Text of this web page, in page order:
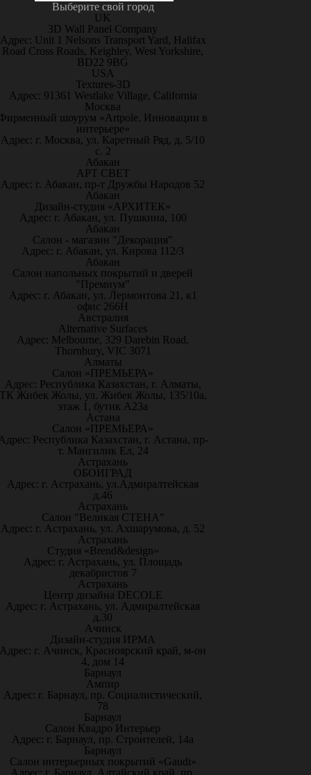
Выберите свой город
UK
3D Wall Panel Company
Адрес: Unit 1 Nelsons Transport Yard, Halifax
Road Cross Roads, Keighley, West Yorkshire,
BD22 9BG
USA
Textures-3D
Адрес: 91361 Westlake Village, California
Москва
шоурум «Artpole. Инновации в
интерьере»
Адрес: г. Москва, ул. Каретный Ряд, д. 5/10
с. 2
Абакан
АРТ СВЕТ
Адрес: г. Абакан, пр-т Дружбы Народов 52
Абакан
Дизайн-студия «АРХИТЕК»
Адрес: г. Абакан, ул. Пушкина, 100
Абакан
Салон - магазин "Декорация"
Адрес: г. Абакан, ул. Кирова 112/3
Абакан
Салон напольных покрытий и дверей
"Премиум"
Адрес: г. Абакан, ул. Лермонтова 21, к1
офис 266Н
Австралия
Alternative Surfaces
Адрес: Melbourne, 329 Darebin Road,
Thornbury, VIC 3071
Алматы
Салон «ПРЕМЬЕРА»
Адрес: Республика Казахстан, г. Алматы,
Жибек Жолы, ул. Жибек Жолы, 135/10а,
этаж 1, бутик А23а
Астана
Салон «ПРЕМЬЕРА»
Республика Казахстан, г. Астана, пр-
т. Мангилик Ел, 24
Астрахань
ОБОИГРАД
Адрес: г. Астрахань, ул.Адмиралтейская
д.46
Астрахань
Салон "Великая СТЕНА"
Адрес: г. Астрахань, ул. Ахшарумова, д. 52
Астрахань
Студия «Brend&design»
Адрес: г. Астрахань, ул. Площадь
декабристов 7
Астрахань
Центр дизайна DECOLE
Адрес: г. Астрахань, ул. Адмиралтейская
д.30
Ачинск
Дизайн-студия ИРМА
Адрес: г. Ачинск, Красноярский край, м-он
4, дом 14
Барнаул
Ампир
Адрес: г. Барнаул, пр. Социалистический,
78
Барнаул
Салон Квадро Интерьер
Адрес: г. Барнаул, пр. Строителей, 14а
Барнаул
Салон интерьерных покрытий «Gaudi»
Адрес: г. Барнаул, Алтайский край, пр.